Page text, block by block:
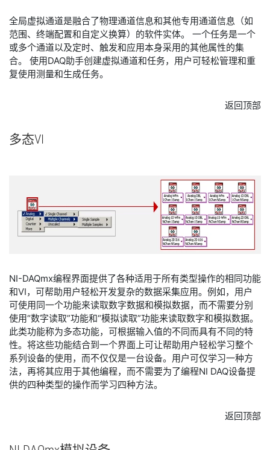
全局虚拟通道是融合了物理通道信息和其他专用通道信息（如
范围、终端配置和自定义换算）的软件实体。 一个任务是一个
或多个通道以及定时、触发和应用本身采用的其他属性的集
合。 使用DAQ助手创建虚拟通道和任务，用户可轻松管理和重
复使用测量和生成任务。
返回顶部
多态VI
NI-DAQmx编程界面提供了各种适用于所有类型操作的相同功能
和VI，可帮助用户轻松开发复杂的数据采集应用。例如，用户
可使用同一个功能来读取数字数据和模拟数据，而不需要分别
使用“数字读取”功能和“模拟读取”功能来读取数字和模拟数据。
此类功能称为多态功能，可根据输入值的不同而具有不同的特
性。将这些功能结合到一个界面上可让帮助用户轻松学习整个
系列设备的使用，而不仅仅是一台设备。用户可仅学习一种方
法，再将其应用于其他编程，而不需要为了编程NI DAQ设备提
供的四种类型的操作而学习四种方法。
返回顶部